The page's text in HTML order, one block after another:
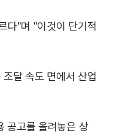
다"며 "이것이 단기적
달 속도 면에서 산업
공고를 올려놓은 상